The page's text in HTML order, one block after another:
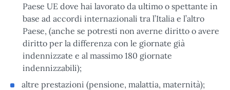
Paese UE dove hai lavorato da ultimo o spettante in
base ad accordi internazionali tra l’Italia e l’altro
Paese, (anche se potresti non averne diritto o avere
diritto per la differenza con le giornate già
indennizzate e al massimo 180 giornate
indennizzabili);
altre prestazioni (pensione, malattia, maternità);